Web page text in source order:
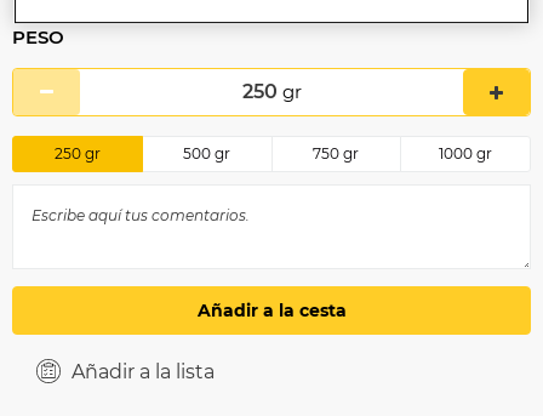
PESO
250 gr
250 gr 500 gr 750 gr 1000 gr
Añadir a la cesta
Añadir a la lista